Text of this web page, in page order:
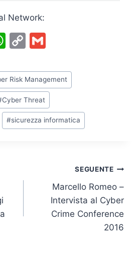
Network:
W
at
s
A
p
C
p
y
Li
n
ai
l
Risk Management
Cyber Threat
#sicurezza informatica
SEGUENTE
Marcello Romeo –
Intervista al Cyber
Crime Conference
2016